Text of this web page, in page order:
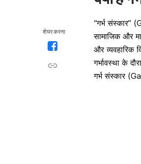
शेयर करना
“गर्भ संस्कार”
सामाजिक और
और व्यवहारिक
गर्भावस्था के
गर्भ संस्कार